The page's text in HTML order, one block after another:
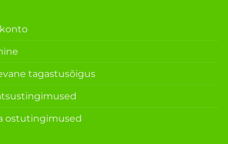
tagastusõigus
ostutingimused